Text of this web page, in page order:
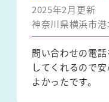
2025年2月更新
神奈川県横浜市
問い合わせの電
してくれるので
よかったです。